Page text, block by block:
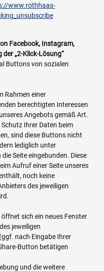
www.rothhaas-
Facebook, Instagram,
„2-Klick-Lösung“
Buttons von sozialen
Rahmen einer
berechtigten Interessen
Angebots gemäß Art.
Schutz Ihrer Daten beim
sind diese Buttons nicht
lediglich unter
Seite eingebunden. Diese
Aufruf einer Seite unseres
noch keine
des jeweiligen
sich ein neues Fenster
jeweiligen
nach Eingabe Ihrer
Button betätigen
und die weitere